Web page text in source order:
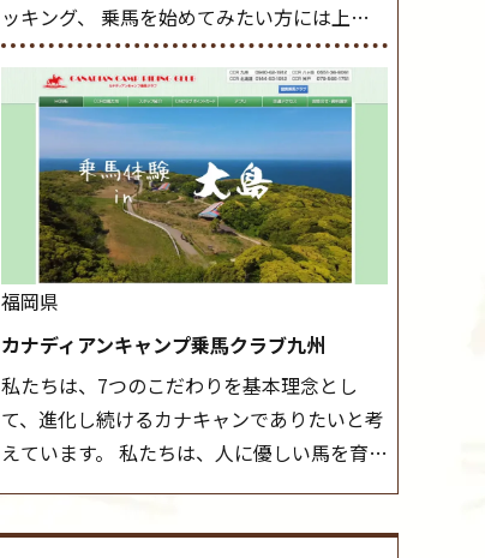
ターしたら、 次は部班にて駈歩を含めた誘
導練習を行いましょう。 ステップクラス ホ
ップクラスまでに練習したまとめをします。
三種歩法をマスターし、ワンランク上の扶助
操作や誘導方法を身につけましょう。 注意
事項 ◆馬場使用状況により、使用する馬場
はこちらで決定いたしますのでご了承くださ
い ◆基本は雨天決行ですが、落雷・強風等
のより、安全上急遽中止させていただく場合
がございます。 ◆三木ホースランドパークの
協議会や講習会等により、一部レッスンが中
止になる場合がございます。 その際、ご予約
いただいている皆様には事前にご連絡いたし
ます。MIKIホーストレックのツアーはこち
ら
ッキング、 乗馬を始めてみたい方には上達
レッスンやお試し会員など、 一般の方に幅
広くお楽しみいただける施設を目指していま
す。 また、お手軽（低価格）に会員になった
り自分の馬を持つことのできる乗馬クラブで
もあり、 健康や趣味、スポーツ競技として、
老若男女様々な方が、日々乗馬をお楽しみい
ただいています。 なお、ゴールデンウィーク
と夏休み期間中は無休で営業していますの
馬センターの紹介記事はこちら
福岡県
カナディアンキャンプ乗馬クラブ九州
私たちは、7つのこだわりを基本理念とし
て、進化し続けるカナキャンでありたいと考
えています。 私たちは、人に優しい馬を育て